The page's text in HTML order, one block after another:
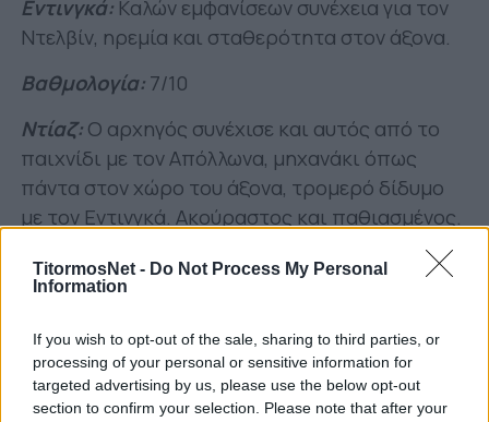
TitormosNet - Do Not Process My Personal
Information
If you wish to opt-out of the sale, sharing to third parties, or
processing of your personal or sensitive information for
targeted advertising by us, please use the below opt-out
section to confirm your selection. Please note that after your
Εντινγκά: Kαλών εμφανίσεων συνέχεια για τον
Ντελβίν, ηρεμία και σταθερότητα στον άξονα.
Βαθμολογία:7/10
Nτίαζ:O αρχηγός συνέχισε και αυτός από το
παιχνίδι με τον Απόλλωνα, μηχανάκι όπως
πάντα στον χώρο του άξονα, τρομερό δίδυμο
με τον Εντινγκά. Ακούραστος και παθιασμένος.
Βαθμολογία:7/10
πέρα υγιής ευχόμαστε για τον Πορτογάλο. Πολύ
όμορφη η κεφαλιά του στη σέντρα του Ντάλσιο,
γενικά θετική η εμφάνιση του και ελπίζουμε να